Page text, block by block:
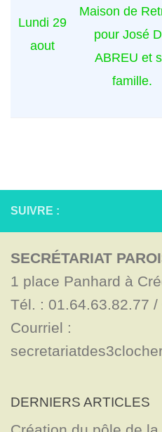
Lundi 29
aout
Maison de
pour José
ABREU et
famille.
SUIVRE :
SECRÉTARIAT
1 place Panhard à
Tél. : 01.64.63.82.77
Courriel :
DERNIERS ARTICLES